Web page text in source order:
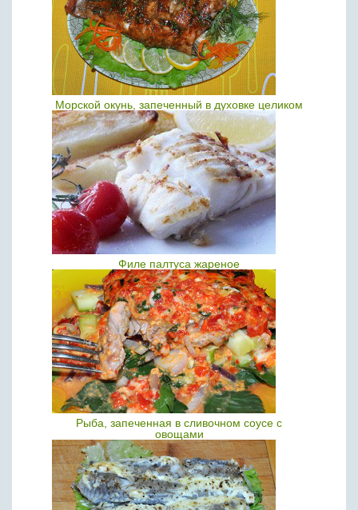
Морской окунь, запеченный в духовке целиком
Филе палтуса жареное
Рыба, запеченная в сливочном соусе с
овощами